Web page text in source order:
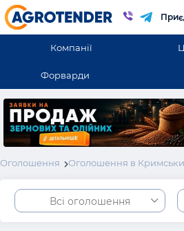
Компанії
Форварди
Оголошення Оголошення в
Всі оголошення